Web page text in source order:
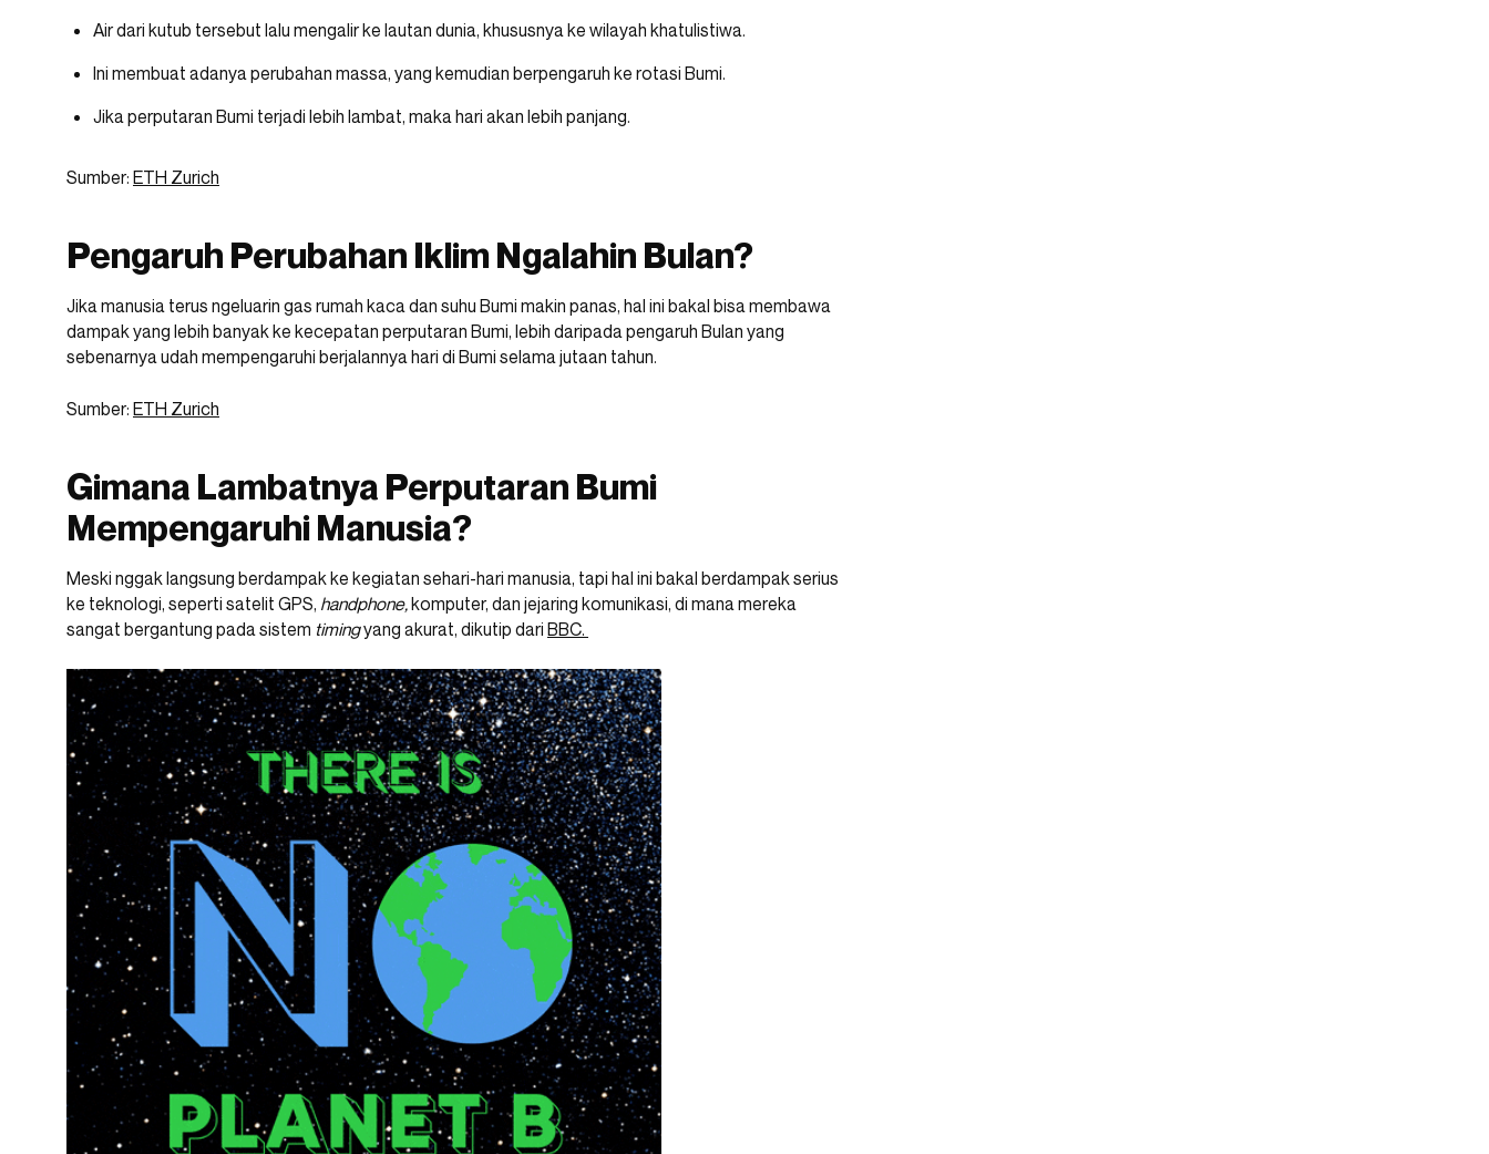
Air dari kutub tersebut lalu mengalir ke lautan dunia, khususnya ke wilayah khatulistiwa.
Ini membuat adanya perubahan massa, yang kemudian berpengaruh ke rotasi Bumi.
Jika perputaran Bumi terjadi lebih lambat, maka hari akan lebih panjang.
Sumber: ETH Zurich
Pengaruh Perubahan Iklim Ngalahin Bulan?
Jika manusia terus ngeluarin gas rumah kaca dan suhu Bumi makin panas, hal ini bakal bisa membawa
dampak yang lebih banyak ke kecepatan perputaran Bumi, lebih daripada pengaruh Bulan yang
sebenarnya udah mempengaruhi berjalannya hari di Bumi selama jutaan tahun.
Sumber: ETH Zurich
Gimana Lambatnya Perputaran Bumi
Mempengaruhi Manusia?
Meski nggak langsung berdampak ke kegiatan sehari-hari manusia, tapi hal ini bakal berdampak serius
ke teknologi, seperti satelit GPS, handphone,komputer, dan jejaring komunikasi, di mana mereka
sangat bergantung pada sistem timingyang akurat, dikutip dari BBC.